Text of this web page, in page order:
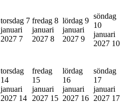
torsdag 7
januari
2027 7
fredag 8
januari
2027 8
lördag 9
januari
2027 9
söndag
10
januari
2027 10
torsdag
14
januari
2027 14
fredag
15
januari
2027 15
lördag
16
januari
2027 16
söndag
17
januari
2027 17